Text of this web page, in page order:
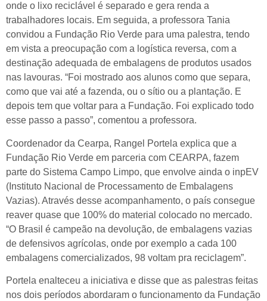
onde o lixo reciclável é separado e gera renda a
trabalhadores locais. Em seguida, a professora Tania
convidou a Fundação Rio Verde para uma palestra, tendo
em vista a preocupação com a logística reversa, com a
destinação adequada de embalagens de produtos usados
nas lavouras. “Foi mostrado aos alunos como que separa,
como que vai até a fazenda, ou o sítio ou a plantação. E
depois tem que voltar para a Fundação. Foi explicado todo
esse passo a passo”, comentou a professora.
Coordenador da Cearpa, Rangel Portela explica que a
Fundação Rio Verde em parceria com CEARPA, fazem
parte do Sistema Campo Limpo, que envolve ainda o inpEV
(Instituto Nacional de Processamento de Embalagens
Vazias). Através desse acompanhamento, o país consegue
reaver quase que 100% do material colocado no mercado.
“O Brasil é campeão na devolução, de embalagens vazias
de defensivos agrícolas, onde por exemplo a cada 100
embalagens comercializados, 98 voltam pra reciclagem”.
Portela enalteceu a iniciativa e disse que as palestras feitas
nos dois períodos abordaram o funcionamento da Fundação